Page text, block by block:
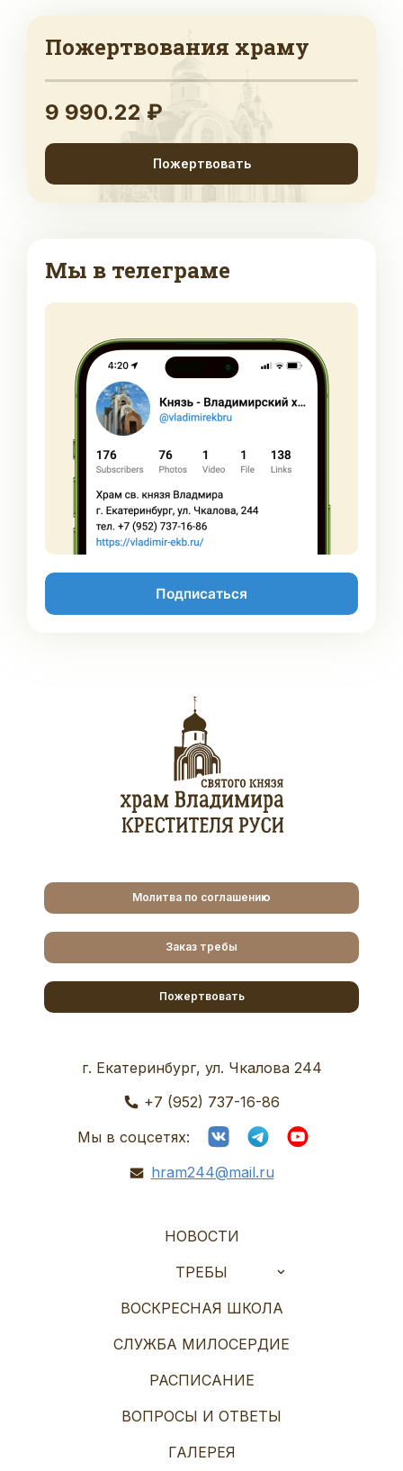
Пожертвования храму
9 990.22 ₽
Пожертвовать
Мы в телеграме
Подписаться
Молитва по соглашению
Заказ требы
Пожертвовать
г. Екатеринбург, ул. Чкалова 244
+7 (952) 737-16-86
Мы в соцсетях:
hram244@mail.ru
НОВОСТИ
ТРЕБЫ
ВОСКРЕСНАЯ ШКОЛА
СЛУЖБА МИЛОСЕРДИЕ
РАСПИСАНИЕ
ВОПРОСЫ И ОТВЕТЫ
ГАЛЕРЕЯ